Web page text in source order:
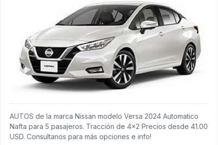
AUTOS de la marca Nissan modelo Versa 2024 Automatico
Nafta para 5 pasajeros. Tracción de 4x2 Precios desde 41.00
USD. Consultanos para más opciones e info!